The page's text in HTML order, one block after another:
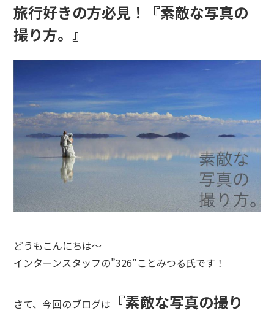
旅行好きの方必見！『素敵な写真の
撮り方。』
どうもこんにちは〜
インターンスタッフの”326″ことみつる氏です！
さて、今回のブログは
『素敵な写真の撮り